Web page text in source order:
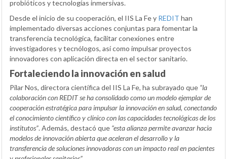
probióticos y tecnologías inmersivas.
Desde el inicio de su cooperación, el IIS La Fe y REDIT han
implementado diversas acciones conjuntas para fomentar la
transferencia tecnológica, facilitar conexiones entre
investigadores y tecnólogos, así como impulsar proyectos
innovadores con aplicación directa en el sector sanitario.
Fortaleciendo la innovación en salud
Pilar Nos, directora científica del IIS La Fe, ha subrayado que “la
colaboración con REDIT se ha consolidado como un modelo ejemplar de
cooperación estratégica para impulsar la innovación en salud, conectando
el conocimiento científico y clínico con las capacidades tecnológicas de los
institutos”. Además, destacó que “esta alianza permite avanzar hacia
modelos de innovación abierta que aceleran el desarrollo y la
transferencia de soluciones innovadoras con un impacto real en pacientes